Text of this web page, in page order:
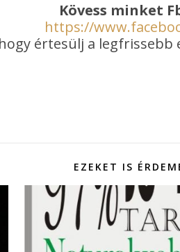
Kövess minket
https://
hogy értesülj a legfrissebb
EZEKET IS